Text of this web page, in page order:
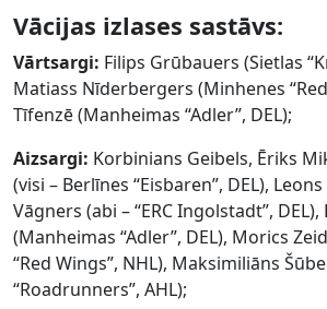
Vācijas izlases sastāvs:
Vārtsargi: Filips Grūbauers (Sietlas
Matiass Nīderbergers (Minhenes
Tīfenzē (Manheimas “Adler”, DEL);
Aizsargi: Korbinians Geibels, Ēriks
(visi – Berlīnes “Eisbaren”, DEL),
Vāgners (abi – “ERC Ingolstadt”,
(Manheimas “Adler”, DEL), Morics
“Red Wings”, NHL), Maksimiliāns
“Roadrunners”, AHL);